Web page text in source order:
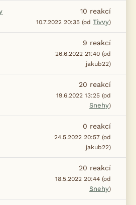
10 reakcí
10.7.2022 20:35 (od Tivvy)
9 reakcí
26.6.2022 21:40 (od
jakub22)
20 reakcí
19.6.2022 13:25 (od
Snehy)
0 reakcí
24.5.2022 20:57 (od
jakub22)
20 reakcí
18.5.2022 20:44 (od
Snehy)